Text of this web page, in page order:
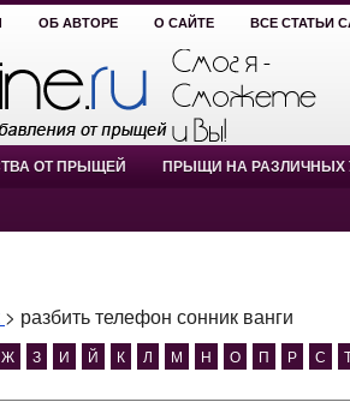
ОБ АВТОРЕ О САЙТЕ ВСЕ СТАТЬИ
ОТ ПРЫЩЕЙ ПРЫЩИ НА РАЗЛИЧНЫХ
> разбить телефон сонник ванги
Ж З И Й К Л М Н О П Р С